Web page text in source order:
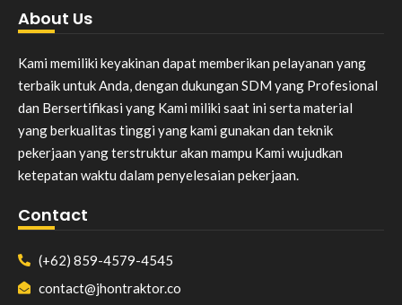
About Us
Kami memiliki keyakinan dapat memberikan pelayanan yang
terbaik untuk Anda, dengan dukungan SDM yang Profesional
dan Bersertifikasi yang Kami miliki saat ini serta material
yang berkualitas tinggi yang kami gunakan dan teknik
pekerjaan yang terstruktur akan mampu Kami wujudkan
ketepatan waktu dalam penyelesaian pekerjaan.
Contact
(+62) 859-4579-4545
contact@jhontraktor.co